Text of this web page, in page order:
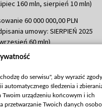
160 mln, sierpień 10 mln)
60 000 000,00 PLN
umowy: SIERPIEŃ 2025
60 mln)
635 783 051,21 PLN
100 mln, październik 350
265 mln)
do serwisu", aby wyrazić
automatycznego śledzenia i
urządzeniu końcowym i ich
przetwarzanie Twoich danych